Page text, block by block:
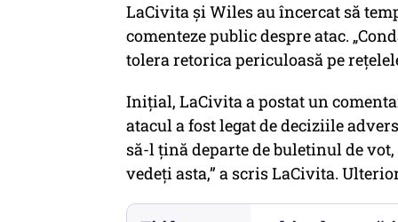
LaCivita și Wiles au încercat să
comenteze public despre atac.
tolera retorica periculoasă pe
Inițial, LaCivita a postat un
atacul a fost legat de deciziile
să-l țină departe de buletinul de
vedeți asta,” a scris LaCivita.